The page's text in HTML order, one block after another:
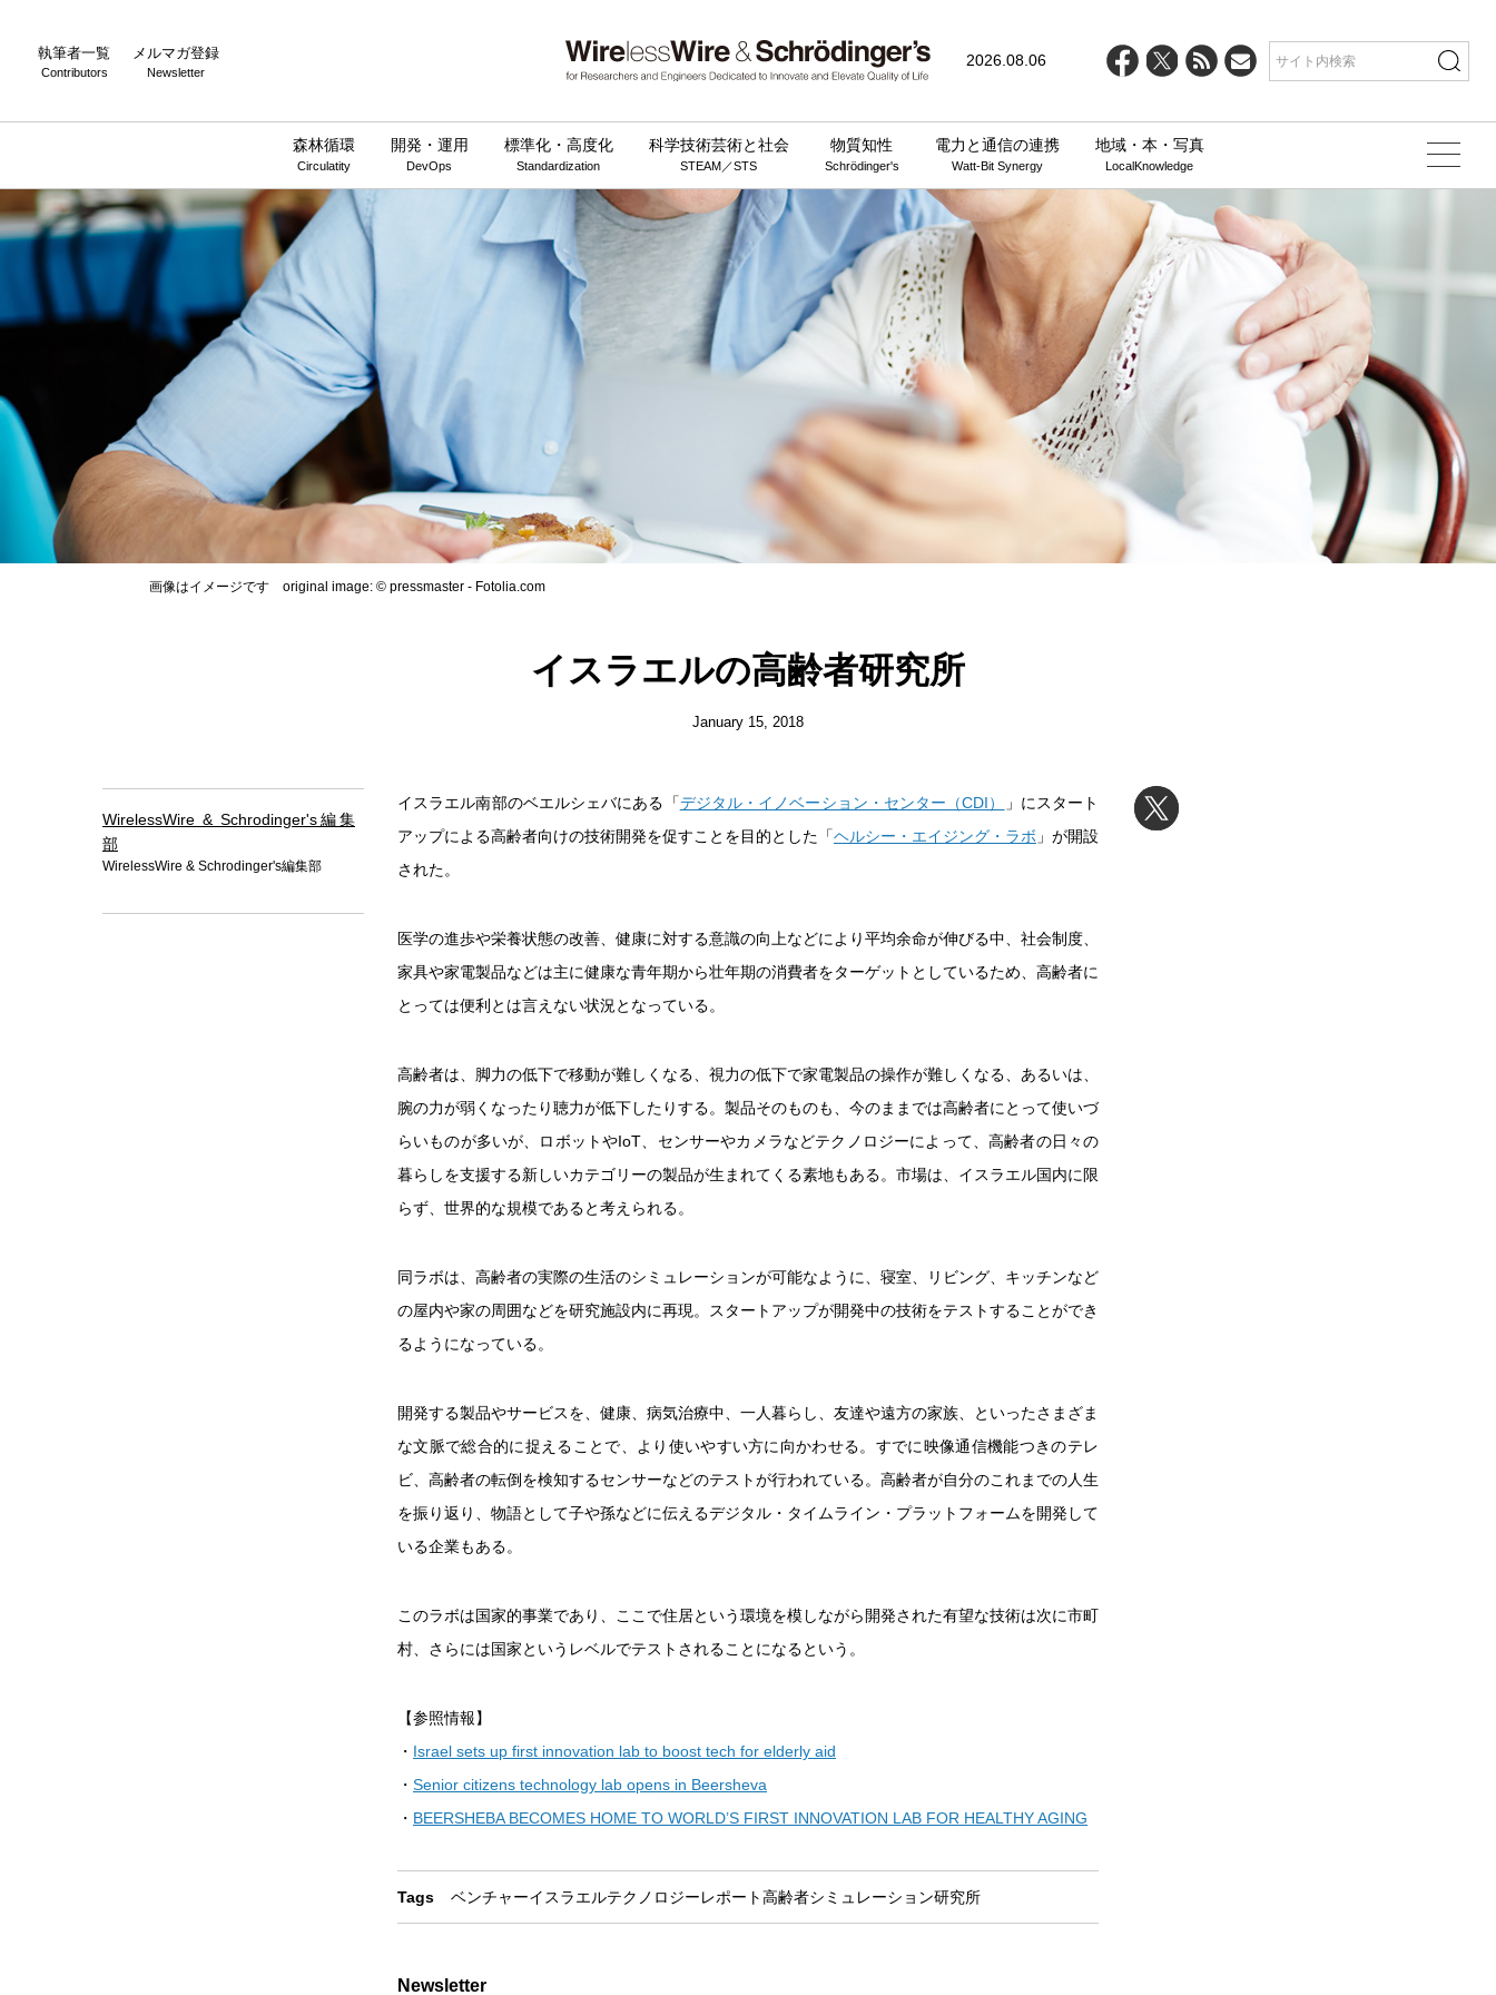
執筆者一覧
Contributors
メルマガ登録
Newsletter
2026.08.06
森林循環
Circulatity
開発・運用
DevOps
標準化・高度化
Standardization
科学技術芸術と社会
STEAM／STS
物質知性
Schrödinger's
電力と通信の連携
Watt-Bit Synergy
地域・本・写真
LocalKnowledge
画像はイメージです original image: © pressmaster - Fotolia.com
イスラエルの高齢者研究所
January 15, 2018
WirelessWire & Schrodinger's編集
部
WirelessWire & Schrodinger's編集部
イスラエル南部のベエルシェバにある「デジタル・イノベーション・センター（CDI）
」にスタート
アップによる高齢者向けの技術開発を促すことを目的とした「ヘルシー・エイジング・ラボ 」が開設
された。
医学の進歩や栄養状態の改善、健康に対する意識の向上などにより平均余命が伸びる中、社会制度、
家具や家電製品などは主に健康な青年期から壮年期の消費者をターゲットとしているため、高齢者に
とっては便利とは言えない状況となっている。
高齢者は、脚力の低下で移動が難しくなる、視力の低下で家電製品の操作が難しくなる、あるいは、
腕の力が弱くなったり聴力が低下したりする。製品そのものも、今のままでは高齢者にとって使いづ
らいものが多いが、ロボットやIoT、センサーやカメラなどテクノロジーによって、高齢者の日々の
暮らしを支援する新しいカテゴリーの製品が生まれてくる素地もある。市場は、イスラエル国内に限
らず、世界的な規模であると考えられる。
同ラボは、高齢者の実際の生活のシミュレーションが可能なように、寝室、リビング、キッチンなど
の屋内や家の周囲などを研究施設内に再現。スタートアップが開発中の技術をテストすることができ
るようになっている。
開発する製品やサービスを、健康、病気治療中、一人暮らし、友達や遠方の家族、といったさまざま
な文脈で総合的に捉えることで、より使いやすい方に向かわせる。すでに映像通信機能つきのテレ
ビ、高齢者の転倒を検知するセンサーなどのテストが行われている。高齢者が自分のこれまでの人生
を振り返り、物語として子や孫などに伝えるデジタル・タイムライン・プラットフォームを開発して
いる企業もある。
このラボは国家的事業であり、ここで住居という環境を模しながら開発された有望な技術は次に市町
村、さらには国家というレベルでテストされることになるという。
【参照情報】
・ Israel sets up first innovation lab to boost tech for elderly aid
・ Senior citizens technology lab opens in Beersheva
・ BEERSHEBA BECOMES HOME TO WORLD’S FIRST INNOVATION LAB FOR HEALTHY AGING
Tags ベンチャーイスラエルテクノロジーレポート高齢者シミュレーション研究所
Newsletter